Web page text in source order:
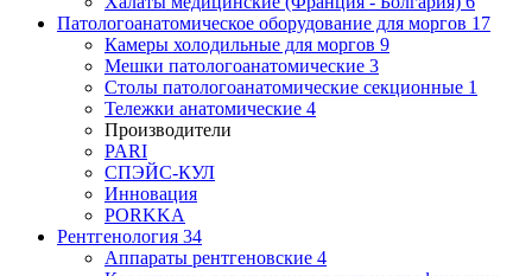
Патологоанатомическое оборудование для моргов 17
Камеры холодильные для моргов 9
Мешки патологоанатомические 3
Столы патологоанатомические секционные 1
Тележки анатомические 4
Производители
PARI
СПЭЙС-КУЛ
Инновация
PORKKA
Рентгенология 34
Аппараты рентгеновские 4